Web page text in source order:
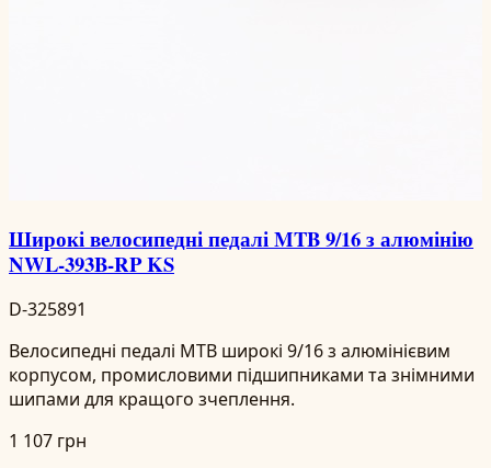
Широкі велосипедні педалі MTB 9/16 з алюмінію
NWL-393B-RP KS
D-325891
Велосипедні педалі MTB широкі 9/16 з алюмінієвим
корпусом, промисловими підшипниками та знімними
шипами для кращого зчеплення.
1 107 грн